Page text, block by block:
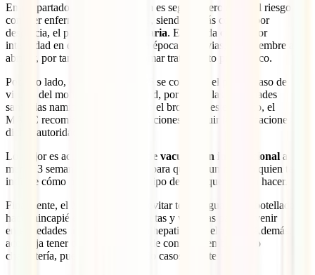
En el apartado sanitario, Namibia es seguro, pero existe el riesgo de
contraer enfermedades tropicales, siendo la más común, por
desgracia, el paludismo o la
malaria. Esta se da con mayor
intensidad en el norte del país en época de lluvias, de diciembre a
abril, y, por tanto, se aconseja tomar tratamiento profiláctico.
Por otro lado, en octubre de 2025 se confirmó el primer caso de
viruela del mono en Swakopmund, por lo que las autoridades
sanitarias namibias han declarado el brote. En este sentido, el
MAEC recomienda tomar precauciones y seguir las indicaciones de
dichas autoridades.
Lo mejor es acudir a un
centro de vacunación internacional al
menos 3 semanas antes del viaje para que sea un médico quien te
indique cómo proceder según el tipo de viaje que vayas a hacer.
Finalmente, el MAEC aconseja evitar tomar agua no embotellada y
hacer hincapié en el lavado de frutas y verduras para prevenir
enfermedades tropicales como la hepatitis E o el cólera. Además,
aconseja tener cuidado a la hora de consumir embutidos o
charcutería, pues se han detectado casos de listeriosis.